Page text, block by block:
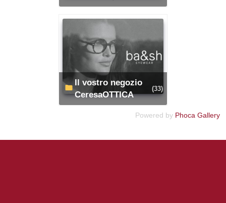
Il vostro negozio
CeresaOTTICA
(33)
Powered by Phoca Gallery